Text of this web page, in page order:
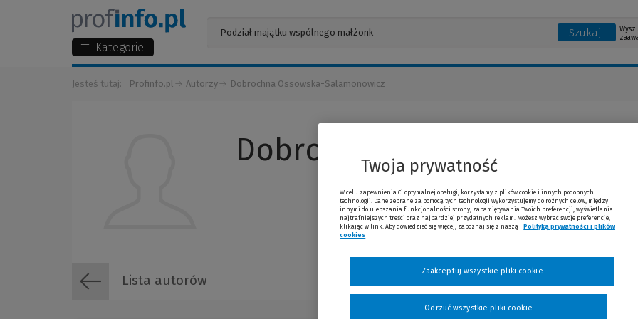
Kategorie
Szukaj
Jesteś tutaj: Profinfo.pl Autorzy Dobrochna Ossowska-Salamonowicz
Dobrochna Ossowska-
Lista autorów
Twoja prywatność
W celu zapewnienia Ci optymalnej obsługi, korzystamy z plików cookie i innych podobnych
technologii. Dane zebrane za pomocą tych technologii wykorzystujemy do różnych celów, między
innymi do ulepszania funkcjonalności strony, zapamiętywania Twoich preferencji, wyświetlania
najtrafniejszych treści oraz najbardziej przydatnych reklam. Możesz wybrać swoje preferencje,
klikając w link. Aby dowiedzieć się więcej, zapoznaj się z naszą
Polityką prywatności i plików
cookies
Odrzuć wszystkie pliki cookie
Zaakceptuj wszystkie pliki cookie